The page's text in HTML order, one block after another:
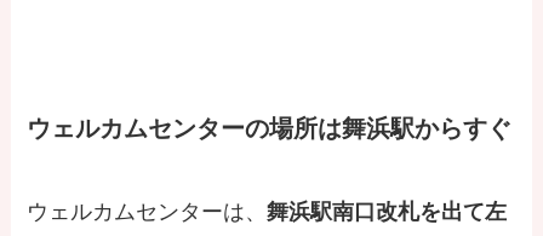
ウェルカムセンターの場所は舞浜駅からすぐ
ウェルカムセンターは、舞浜駅南口改札を出て左